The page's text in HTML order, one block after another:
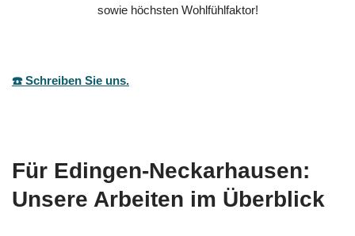
sowie höchsten Wohlfühlfaktor!
☎️ Schreiben Sie uns.
Für Edingen-Neckarhausen:
Unsere Arbeiten im Überblick